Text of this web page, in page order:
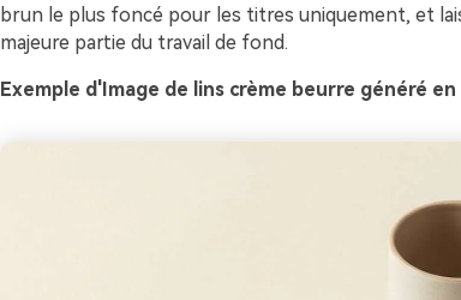
brun le plus foncé pour les titres uniquement, et
majeure partie du travail de fond.
Exemple d'Image de lins crème beurre généré